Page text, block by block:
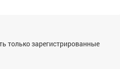
только зарегистрированные